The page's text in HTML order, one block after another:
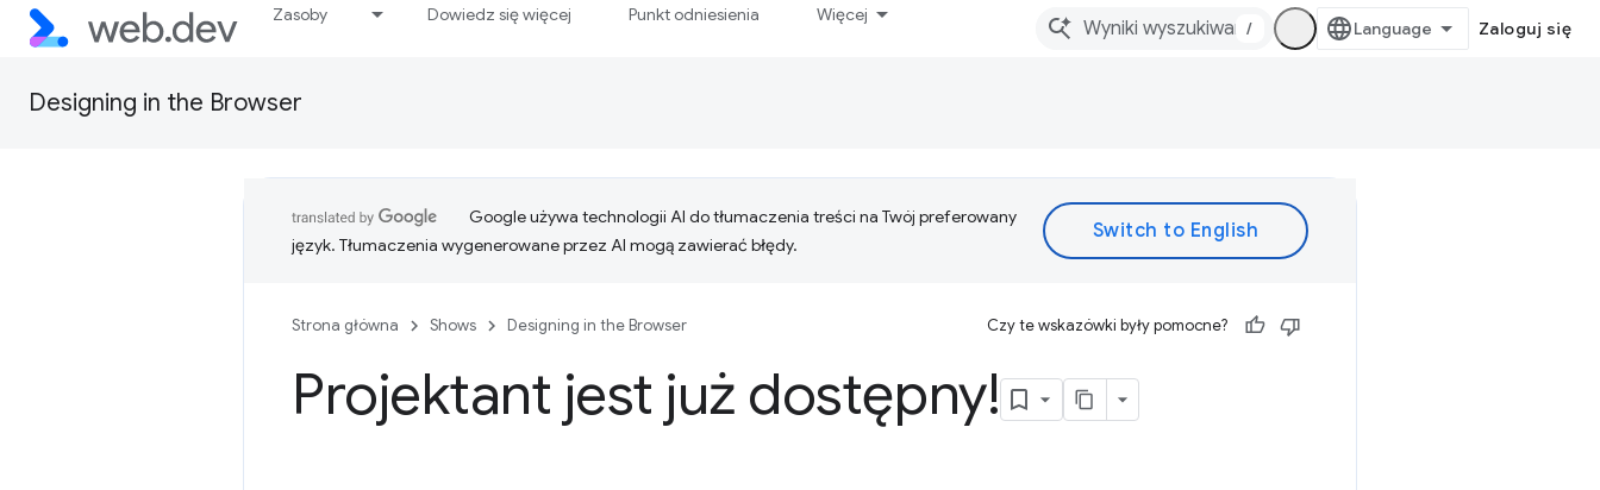
Zasoby Dowiedz się więcej Punkt odniesienia Więcej
/ Zaloguj się
Designing in the Browser
Google używa technologii AI do tłumaczenia treści na Twój preferowany
język. Tłumaczenia wygenerowane przez AI mogą zawierać błędy.
Strona główna Shows Designing in the Browser Czy te wskazówki były pomocne?
Projektant jest już dostępny!